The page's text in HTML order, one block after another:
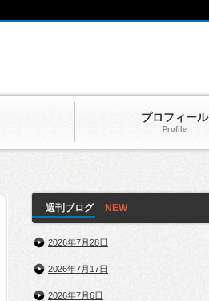
プロフィール
Profile
週刊ブログ
2026年7月28日
2026年7月17日
2026年7月6日